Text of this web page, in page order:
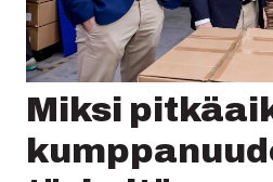
Miksi